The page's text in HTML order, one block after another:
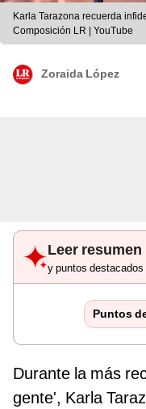
Karla Tarazona recuerda
Composición LR | YouTube
Zoraida López
Leer resumen
y puntos destacados
Puntos
Durante la más
gente', Karla